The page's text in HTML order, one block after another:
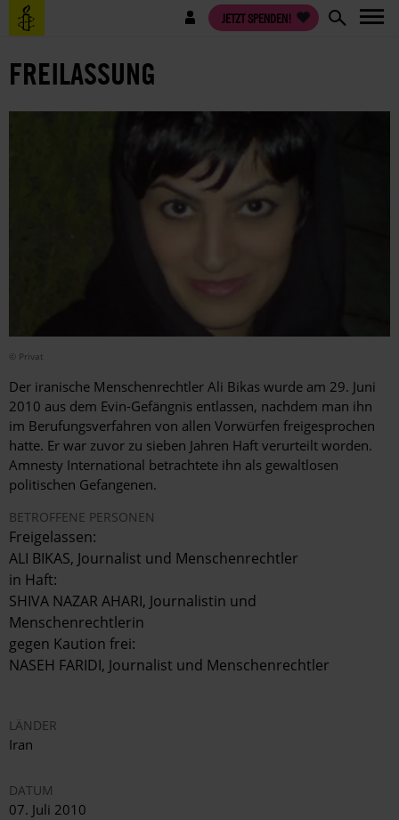
Direkt
zum
Benutzermenü JETZT SPENDEN!
FREILASSUNG
© Privat
Der iranische Menschenrechtler Ali Bikas wurde am 29. Juni
2010 aus dem Evin-Gefängnis entlassen, nachdem man ihn
im Berufungsverfahren von allen Vorwürfen freigesprochen
hatte. Er war zuvor zu sieben Jahren Haft verurteilt worden.
Amnesty International betrachtete ihn als gewaltlosen
politischen Gefangenen.
BETROFFENE PERSONEN
Freigelassen:
ALI BIKAS, Journalist und Menschenrechtler
in Haft:
SHIVA NAZAR AHARI, Journalistin und
Menschenrechtlerin
gegen Kaution frei:
NASEH FARIDI, Journalist und Menschenrechtler
LÄNDER
Iran
DATUM
07. Juli 2010